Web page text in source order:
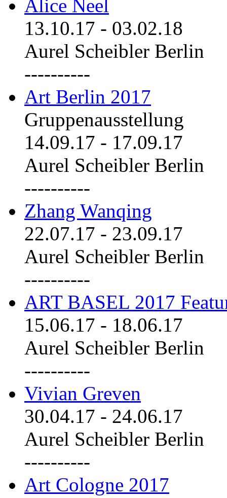
Alice Neel
13.10.17 - 03.02.18
Aurel Scheibler Berlin
----------
Art Berlin 2017
Gruppenausstellung
14.09.17 - 17.09.17
Aurel Scheibler Berlin
----------
Zhang Wanqing
22.07.17 - 23.09.17
Aurel Scheibler Berlin
----------
ART BASEL 2017
15.06.17 - 18.06.17
Aurel Scheibler Berlin
----------
Vivian Greven
30.04.17 - 24.06.17
Aurel Scheibler Berlin
----------
Art Cologne 2017